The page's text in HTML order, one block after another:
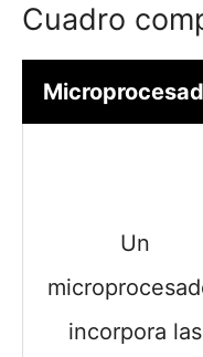
Cuadro
Un
incorpora las